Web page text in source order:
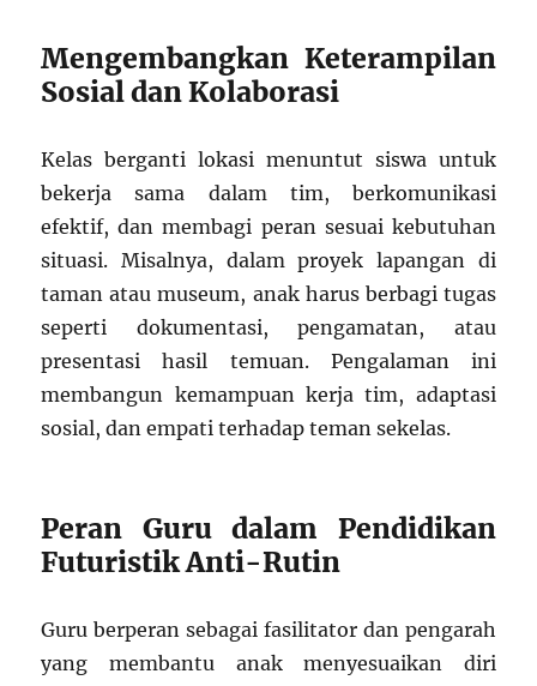
Mengembangkan Keterampilan
Sosial dan Kolaborasi
Kelas berganti lokasi menuntut siswa untuk
bekerja sama dalam tim, berkomunikasi
efektif, dan membagi peran sesuai kebutuhan
situasi. Misalnya, dalam proyek lapangan di
taman atau museum, anak harus berbagi tugas
seperti dokumentasi, pengamatan, atau
presentasi hasil temuan. Pengalaman ini
membangun kemampuan kerja tim, adaptasi
sosial, dan empati terhadap teman sekelas.
Peran Guru dalam Pendidikan
Futuristik Anti-Rutin
Guru berperan sebagai fasilitator dan pengarah
yang membantu anak menyesuaikan diri